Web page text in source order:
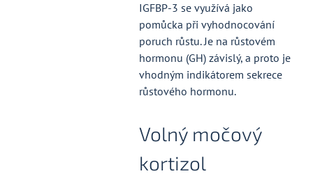
IGFBP-3 se využívá jako
pomůcka při vyhodnocování
poruch růstu. Je na růstovém
hormonu (GH) závislý, a proto je
vhodným indikátorem sekrece
růstového hormonu.
Volný močový
kortizol